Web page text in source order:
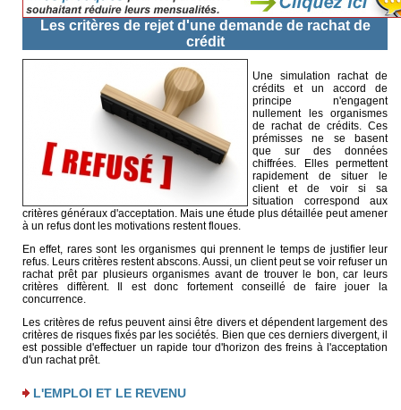
Les critères de rejet d'une demande de rachat de
crédit
Une simulation rachat de
crédits et un accord de
principe n'engagent
nullement les organismes
de rachat de crédits. Ces
prémisses ne se basent
que sur des données
chiffrées. Elles permettent
rapidement de situer le
client et de voir si sa
situation correspond aux
critères généraux d'acceptation. Mais une étude plus détaillée peut amener
à un refus dont les motivations restent floues.
En effet, rares sont les organismes qui prennent le temps de justifier leur
refus. Leurs critères restent abscons. Aussi, un client peut se voir refuser un
rachat prêt par plusieurs organismes avant de trouver le bon, car leurs
critères diffèrent. Il est donc fortement conseillé de faire jouer la
concurrence.
Les critères de refus peuvent ainsi être divers et dépendent largement des
critères de risques fixés par les sociétés. Bien que ces derniers divergent, il
est possible d'effectuer un rapide tour d'horizon des freins à l'acceptation
d'un rachat prêt.
L'EMPLOI ET LE REVENU